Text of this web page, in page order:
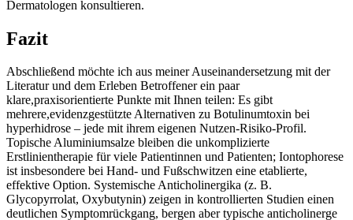
Dermatologen konsultieren.
Fazit
Abschließend möchte⁤ ich aus meiner⁢ Auseinandersetzung mit der
⁤Literatur und dem Erleben Betroffener ein paar
klare,praxisorientierte Punkte mit Ihnen teilen: Es gibt
mehrere,evidenzgestützte Alternativen zu Botulinumtoxin bei
hyperhidrose – jede mit ihrem eigenen Nutzen‑Risiko‑Profil.
Topische Aluminiumsalze bleiben die unkomplizierte
Erstlinientherapie für viele Patientinnen und Patienten; Iontophorese
ist⁢ insbesondere bei Hand- und Fußschwitzen eine etablierte,
effektive Option. ‍Systemische Anticholinergika (z. B.
Glycopyrrolat, Oxybutynin) zeigen in kontrollierten Studien einen
deutlichen Symptomrückgang, ⁣bergen aber typische anticholinerge